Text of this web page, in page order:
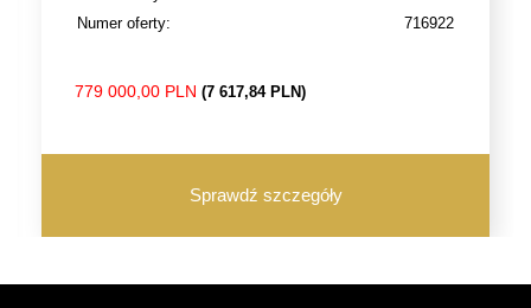
Numer oferty:
716922
779 000,00 PLN (7 617,84 PLN)
Sprawdź szczegóły